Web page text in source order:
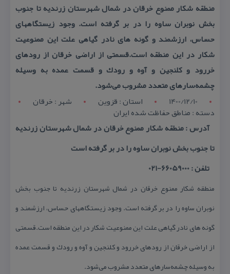
منطقه شكار ممنوع خرقان در شمال شهرستان زرندیه تا جنوب
بخش نوبران ساوه را در بر گرفته است. وجود زیستگاههای
حساس، ارزشمند و گونه های نادر گیاهی علت این ممنوعیت
شكار در این منطقه است.قسمتی از اراضی خرقان از رودهای
خررود و كلنجین و آوه و رودك و قسمت عمده به وسیله
چشمه‌سارهای متعدد مشروب می‌شود.
1400/12/10
استان : قزوين شهر : خرقان
دسته : مناطق حفاظت شده ایران
آدرس : منطقه شكار ممنوع خرقان در شمال شهرستان زرندیه
تا جنوب بخش نوبران ساوه را در بر گرفته است
تلفن : 66059000-021
منطقه شكار ممنوع خرقان در شمال شهرستان زرندیه تا جنوب بخش
نوبران ساوه را در بر گرفته است. وجود زیستگاههای حساس، ارزشمند و
گونه های نادر گیاهی علت این ممنوعیت شكار در این منطقه است.قسمتی
از اراضی خرقان از رودهای خررود و كلنجین و آوه و رودك و قسمت عمده
به وسیله چشمه‌سارهای متعدد مشروب می‌شود.